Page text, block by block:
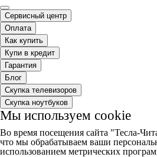
Сервисный центр
Оплата
Как купить
Купи в кредит
Гарантия
Блог
Скупка телевизоров
Скупка ноутбуков
Мы используем cookie
Во время посещения сайта "Тесла-
что мы обрабатываем ваши
использованием метрических